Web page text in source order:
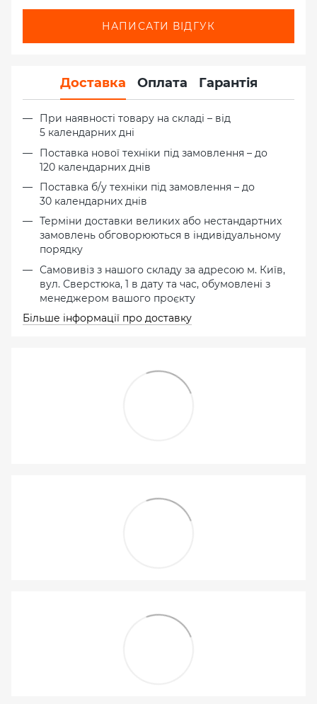
НАПИСАТИ ВІДГУК
Доставка Оплата Гарантія
При наявності товару на складі – від
5 календарних дні
Поставка нової техніки під замовлення – до
120 календарних днів
Поставка б/у техніки під замовлення – до
30 календарних днів
Терміни доставки великих або нестандартних
замовлень обговорюються в індивідуальному
порядку
Самовивіз з нашого складу за адресою м. Київ,
вул. Сверстюка, 1 в дату та час, обумовлені з
менеджером вашого проєкту
Більше інформації про доставку